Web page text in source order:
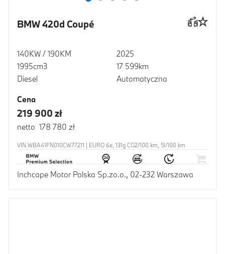
BMW 420d Coupé
140KW / 190KM
1995cm3
Diesel
2025
17 599km
Automatyczna
Cena
219 900 zł
netto 178 780 zł
VIN WBA41FN010CW77211 | EURO 6e, 131g CO2/100 km, 5l/100 km
Inchcape Motor Polska Sp.zo.o., 02-232 Warszawa